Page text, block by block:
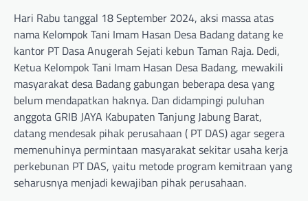
Hari Rabu tanggal 18 September 2024, aksi massa atas
nama Kelompok Tani Imam Hasan Desa Badang datang ke
kantor PT Dasa Anugerah Sejati kebun Taman Raja. Dedi,
Ketua Kelompok Tani Imam Hasan Desa Badang, mewakili
masyarakat desa Badang gabungan beberapa desa yang
belum mendapatkan haknya. Dan didampingi puluhan
anggota GRIB JAYA Kabupaten Tanjung Jabung Barat,
datang mendesak pihak perusahaan ( PT DAS) agar segera
memenuhinya permintaan masyarakat sekitar usaha kerja
perkebunan PT DAS, yaitu metode program kemitraan yang
seharusnya menjadi kewajiban pihak perusahaan.